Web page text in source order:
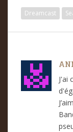
Dreamcast
J'ai